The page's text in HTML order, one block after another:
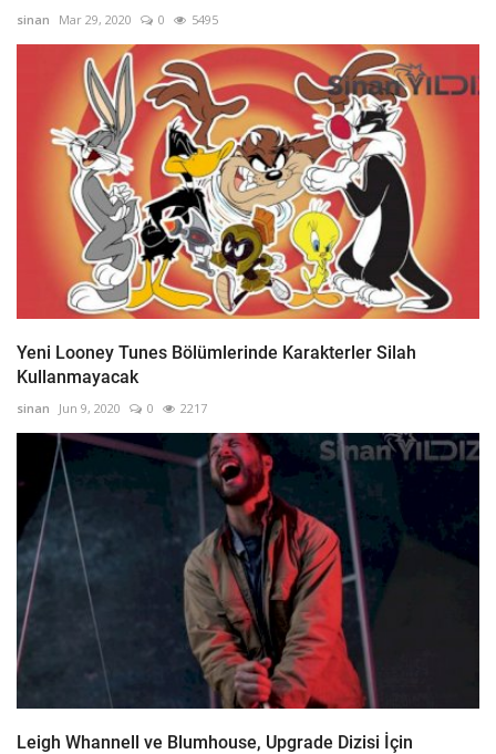
sinan Mar 29, 2020 0 5495
Yeni Looney Tunes Bölümlerinde Karakterler Silah
Kullanmayacak
sinan Jun 9, 2020 0 2217
Leigh Whannell ve Blumhouse, Upgrade Dizisi İçin